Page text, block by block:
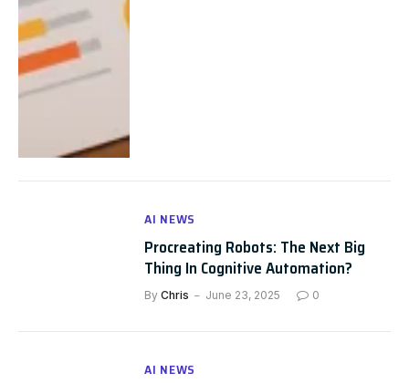
AI NEWS
Procreating Robots: The Next Big
Thing In Cognitive Automation?
By Chris June 23, 2025 0
AI NEWS